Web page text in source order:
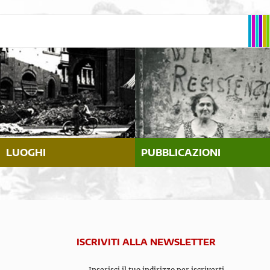
LUOGHI PUBBLICAZIONI
ISCRIVITI ALLA NEWSLETTER